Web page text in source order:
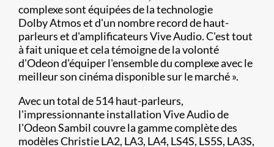
complexe sont équipées de la technologie
Dolby Atmos et d'un nombre record de haut-
parleurs et d'amplificateurs Vive Audio. C'est tout
à fait unique et cela témoigne de la volonté
d'Odeon d'équiper l'ensemble du complexe avec le
meilleur son cinéma disponible sur le marché ».
Avec un total de 514 haut-parleurs,
l'impressionnante installation Vive Audio de
l'Odeon Sambil couvre la gamme complète des
modèles Christie LA2, LA3, LA4, LS4S, LS5S, LA3S,